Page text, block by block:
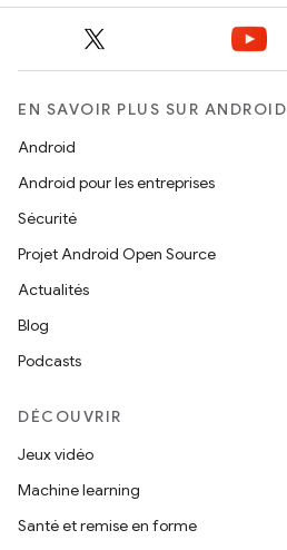
EN SAVOIR PLUS SUR ANDROID
Android
Android pour les entreprises
Sécurité
Projet Android Open Source
Actualités
Blog
Podcasts
DÉCOUVRIR
Jeux vidéo
Machine learning
Santé et remise en forme